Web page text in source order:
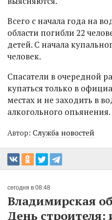
Всего с начала года на
области погибли 22
детей. С начала
человек.
Спасатели в очередной
купаться только в
местах и не заходить в
алкогольного опьянения.
Автор: Служба новостей
сегодня в 08:48
Владимирская
День строителя: